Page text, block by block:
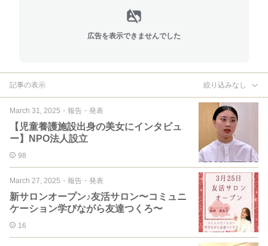
広告を表示できませんでした
記事の表示 絞り込みなし
March 31, 2025 ・ 報告・発表
【児童養護施設出身の美女にインタビュ
ー】NPO法人設立
98
March 27, 2025 ・ 報告・発表
新サロンオープン♪友活サロン〜コミュニ
ケーション学びながら友達つくろ〜
16